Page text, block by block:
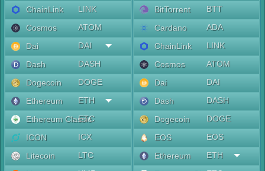
ChainLink
LINK
Cosmos
ATOM
Dai
DAI
Dash
DASH
Dogecoin
DOGE
Ethereum
ETH
Ethereum Classic
ETC
ICON
ICX
Litecoin
LTC
BitTorrent
BTT
Cardano
ADA
ChainLink
LINK
Cosmos
ATOM
Dai
DAI
Dash
DASH
Dogecoin
DOGE
EOS
EOS
Ethereum
ETH